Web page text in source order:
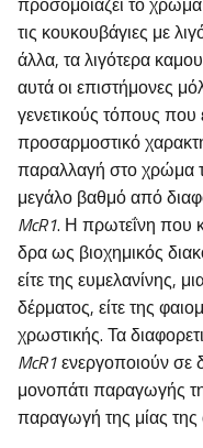
τις κουκουβάγιες με
άλλα, τα λιγότερα
αυτά οι επιστήμονες
γενετικούς τόπους που
προσαρμοστικό
παραλλαγή στο χρώμα
μεγάλο βαθμό από
McR1. Η πρωτεΐνη που
δρα ως βιοχημικός
είτε της ευμελανίνης,
δέρματος, είτε της
χρωστικής. Τα
McR1ενεργοποιούν σε
μονοπάτι παραγωγής
παραγωγή της μίας